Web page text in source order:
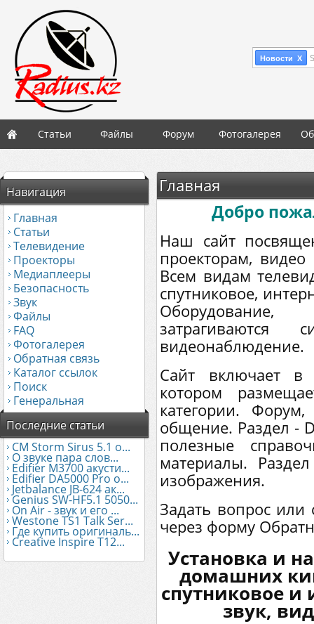
Новости X
Статьи Файлы Форум Фотогалерея
Навигация
Главная
Статьи
Телевидение
Проекторы
Медиаплееры
Безопасность
Звук
Файлы
FAQ
Фотогалерея
Обратная связь
Каталог ссылок
Поиск
Генеральная
Последние статьи
CM Storm Sirus 5.1 о...
О звуке пара слов...
Edifier М3700 акусти...
Edifier DA5000 Pro о...
Jetbalance JB-624 ак...
Genius SW-HF5.1 5050...
On Air - звук и его ...
Westone TS1 Talk Ser...
Где купить оригиналь...
Creative Inspire T12...
Главная
Добро
Наш сайт
проекторам,
Всем видам
спутниковое,
затрагиваются
видеонаблюдение.
Сайт включает в
котором
категории.
общение. Раздел -
полезные
материалы.
изображения.
Задать вопрос
через форму
Установка и
домашних
спутниковое и
звук,